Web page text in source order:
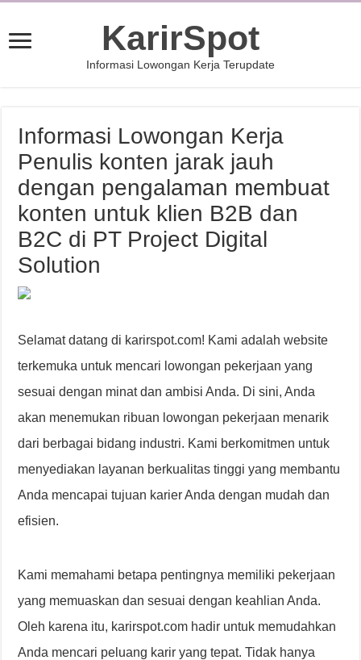
KarirSpot
Informasi Lowongan Kerja Terupdate
Informasi Lowongan Kerja
Penulis konten jarak jauh
dengan pengalaman membuat
konten untuk klien B2B dan
B2C di PT Project Digital
Solution
Selamat datang di karirspot.com! Kami adalah website
terkemuka untuk mencari lowongan pekerjaan yang
sesuai dengan minat dan ambisi Anda. Di sini, Anda
akan menemukan ribuan lowongan pekerjaan menarik
dari berbagai bidang industri. Kami berkomitmen untuk
menyediakan layanan berkualitas tinggi yang membantu
Anda mencapai tujuan karier Anda dengan mudah dan
efisien.
Kami memahami betapa pentingnya memiliki pekerjaan
yang memuaskan dan sesuai dengan keahlian Anda.
Oleh karena itu, karirspot.com hadir untuk memudahkan
Anda mencari peluang karir yang tepat. Tidak hanya